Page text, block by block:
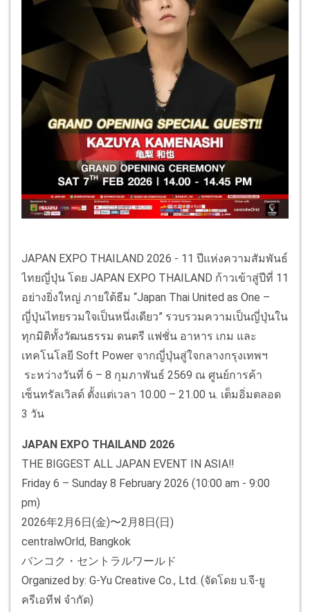
JAPAN EXPO THAILAND 2026 - 11 ปีแห่งความสัมพันธ์
ไทยญี่ปุ่น โดย JAPAN EXPO THAILAND ก้าวเข้าสู่ปีที่ 11
อย่างยิ่งใหญ่ ภายใต้ธีม “Japan Thai United as One –
ญี่ปุ่นไทยรวมใจเป็นหนึ่งเดียว” รวบรวมความเป็นญี่ปุ่นใน
ทุกมิติทั้งวัฒนธรรม ดนตรี แฟชั่น อาหาร เกม และ
เทคโนโลยี Soft Power จากญี่ปุ่นสู่ใจกลางกรุงเทพฯ
ระหว่างวันที่ 6 – 8 กุมภาพันธ์ 2569 ณ ศูนย์การค้า
เซ็นทรัลเวิลด์ ตั้งแต่เวลา 10.00 – 21.00 น. เต็มอิ่มตลอด
3 วัน
JAPAN EXPO THAILAND 2026
THE BIGGEST ALL JAPAN EVENT IN ASIA‼
Friday 6 – Sunday 8 February 2026 (10:00 am - 9:00
pm)
2026年2月6日(金)〜2月8日(日)
centralwOrld, Bangkok
バンコク・セントラルワールド
Organized by: G-Yu Creative Co., Ltd. (จัดโดย บ.จี-ยู
ครีเอทีฟ จำกัด)